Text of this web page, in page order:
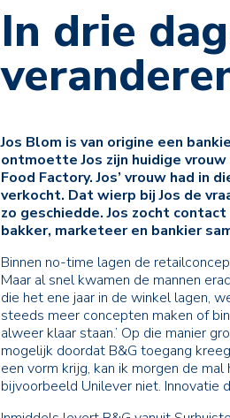
In drie
Jos Blom is van origine een
ontmoette Jos zijn huidige
Food Factory. Jos’ vrouw had in
verkocht. Dat wierp bij Jos de
zo geschiedde. Jos zocht
bakker, marketeer en bankier
Binnen no-time lagen de
Maar al snel kwamen de mannen
die het ene jaar in de winkel lagen,
steeds meer concepten maken of
alweer klaar staan.’ Op die manier
mogelijk doordat B&G toegang
een vorm krijg, kan ik morgen de
bijvoorbeeld Unilever niet. Innovatie